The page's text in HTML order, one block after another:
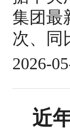
集团最
次、同
2026-
近